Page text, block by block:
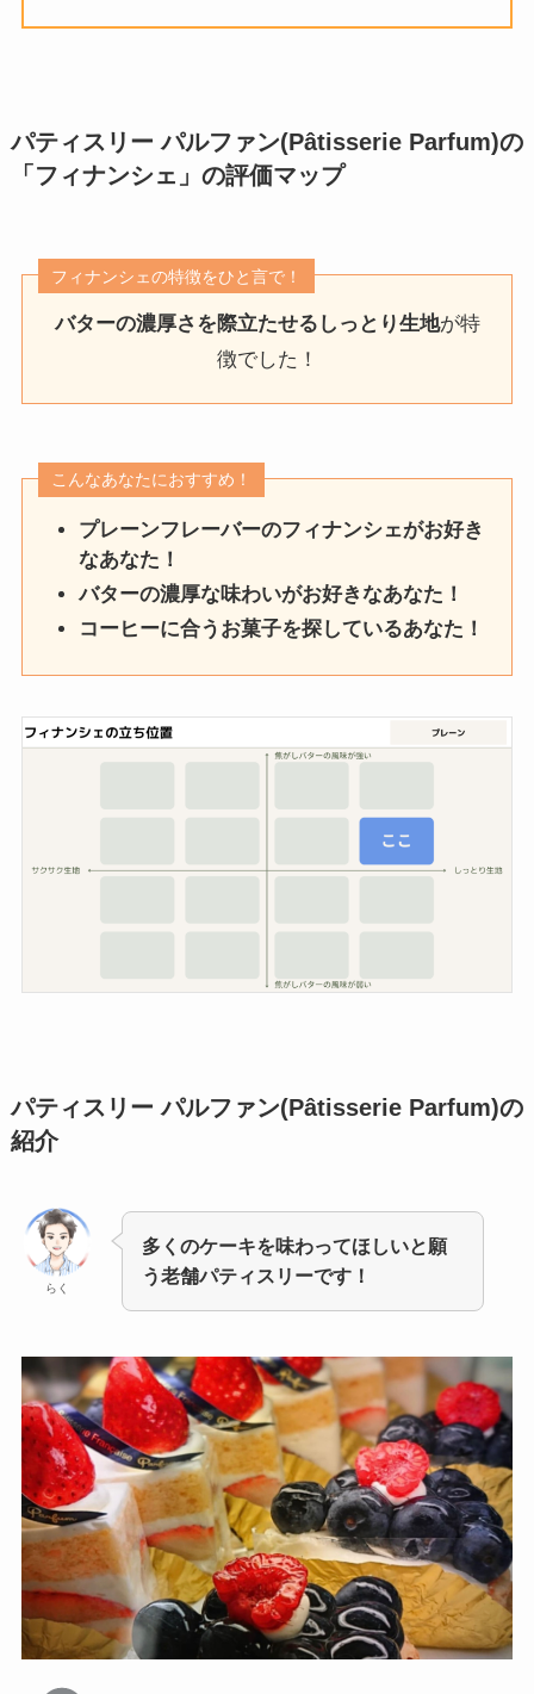
パティスリー パルファン(Pâtisserie Parfum)の
「フィナンシェ」 の評価マップ
フィナンシェの特徴をひと言で！
バターの濃厚さを際立たせるしっとり生地が特
徴でした！
こんなあなたにおすすめ！
プレーンフレーバーのフィナンシェがお好き
なあなた！
バターの濃厚な味わいがお好きなあなた！
コーヒーに合うお菓子を探しているあなた！
パティスリー パルファン(Pâtisserie Parfum)の
紹介
らく
多くのケーキを味わってほしいと願
う老舗パティスリーです！